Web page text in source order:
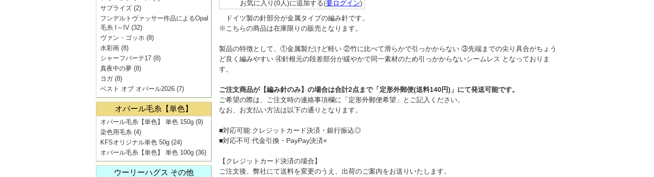
お気に入り(0人)に追加する(要ログイン)
ドイツ製の針部分が金属タイプの編み針です。
※こちらの商品は在庫限りの販売となります。
製品の特徴として、①金属製だけど軽い ②竹に比べて滑らかで引っかからない ③先端までの尖り具合がちょう
ど良く編みやすい ④針根元の段差部分が緩やかで同一素材のため引っかからないシームレス となっておりま
す。
ご注文商品が【編み針のみ】の場合は合計2点まで「定形外郵便(送料140円)」にて発送可能です。
ご希望の際は、ご注文時の連絡事項欄に「定形外郵便希望」とご記入ください。
なお、お支払い方法は以下の通りとなります。
■対応可能:クレジットカード決済・銀行振込◎
■対応不可:代金引換・PayPay決済×
【クレジットカード決済の場合】
ご注文後、弊社にて送料を変更のうえ、出荷のご案内をお送りいたします。
サプライズ (2)
フンデルトヴァッサー作品によるOpal
毛糸 I～IV (32)
ヴァン・ゴッホ (8)
水彩画 (8)
シャーフパーテ17 (8)
真夜中の夢 (8)
ヨガ(8)
ベスト オブ オパール2026 (7)
オパール毛糸【単色】
オパール毛糸【単色】 単色 150g (9)
染色用毛糸 (4)
KFSオリジナル単色 50g (24)
オパール毛糸【単色】 単色 100g (36)
ウーリーハグス その他